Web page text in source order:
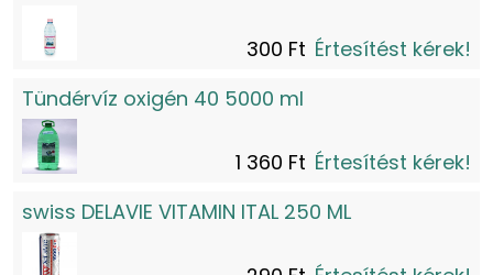
300 Ft Értesítést kérek!
Tündérvíz oxigén 40 5000 ml
1 360 Ft Értesítést kérek!
swiss DELAVIE VITAMIN ITAL 250 ML